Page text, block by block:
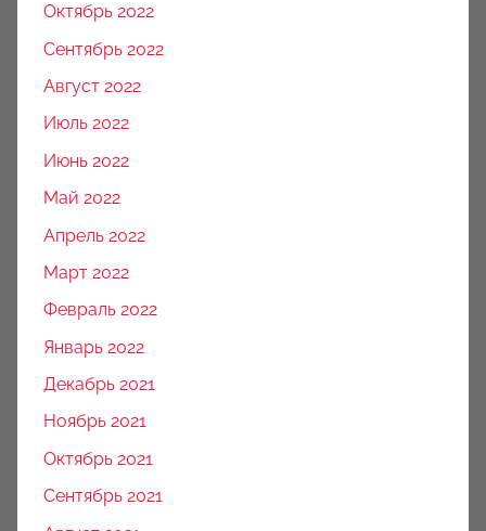
Октябрь 2022
Сентябрь 2022
Август 2022
Июль 2022
Июнь 2022
Май 2022
Апрель 2022
Март 2022
Февраль 2022
Январь 2022
Декабрь 2021
Ноябрь 2021
Октябрь 2021
Сентябрь 2021